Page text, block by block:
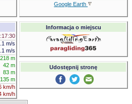
m/s
m/s
218 m
42 m
83 m
135 m
km/h
km/h
Google Earth
Informacja o miejscu
Udostępnij stronę